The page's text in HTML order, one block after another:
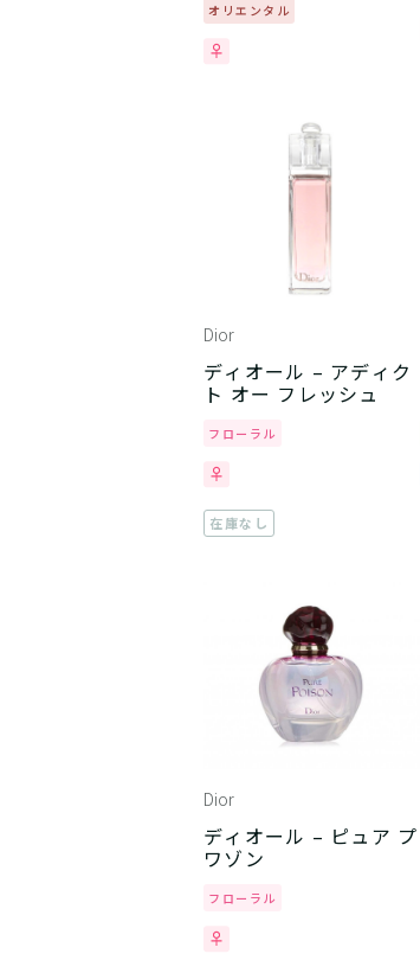
オリエンタル
Dior
ディオール – アディク
ト オー フレッシュ
フローラル
在庫なし
Dior
ディオール – ピュア プ
ワゾン
フローラル